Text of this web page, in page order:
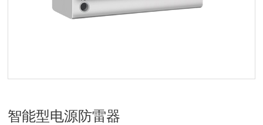
智能型电源防雷器